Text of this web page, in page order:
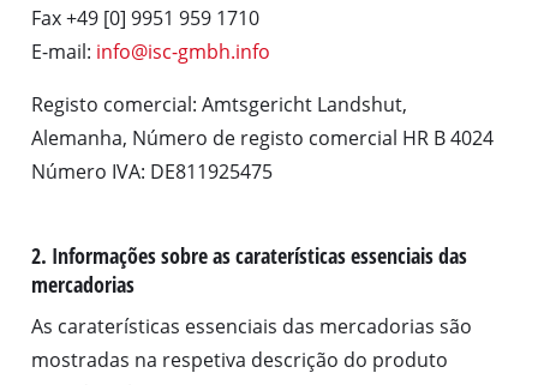
Fax +49 [0] 9951 959 1710
E-mail: info@isc-gmbh.info
Registo comercial: Amtsgericht Landshut,
Alemanha, Número de registo comercial HR B 4024
Número IVA: DE811925475
2. Informações sobre as caraterísticas essenciais das
mercadorias
As caraterísticas essenciais das mercadorias são
mostradas na respetiva descrição do produto